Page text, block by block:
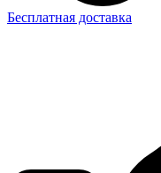
Бесплатная доставка